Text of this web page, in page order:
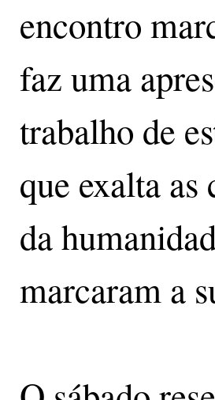
encontro
faz uma
trabalho de
que exalta as
da
marcaram a